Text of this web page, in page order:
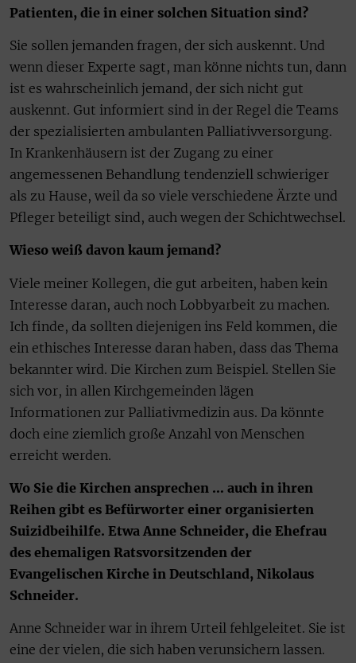
Patienten, die in einer solchen Situation sind?
Sie sollen jemanden fragen, der sich auskennt. Und
wenn dieser Experte sagt, man könne nichts tun, dann
ist es wahrscheinlich jemand, der sich nicht gut
auskennt. Gut informiert sind in der Regel die Teams
der spezialisierten ambulanten Palliativversorgung.
In Krankenhäusern ist der Zugang zu einer
angemessenen Behandlung tendenziell schwieriger
als zu Hause, weil da so viele verschiedene Ärzte und
Pfleger beteiligt sind, auch wegen der Schichtwechsel.
Wieso weiß davon kaum jemand?
Viele meiner Kollegen, die gut arbeiten, haben kein
Interesse daran, auch noch Lobbyarbeit zu machen.
Ich finde, da sollten diejenigen ins Feld kommen, die
ein ethisches Interesse daran haben, dass das Thema
bekannter wird. Die Kirchen zum Beispiel. Stellen Sie
sich vor, in allen Kirchgemeinden lägen
Informationen zur Palliativmedizin aus. Da könnte
doch eine ziemlich große Anzahl von Menschen
erreicht werden.
Wo Sie die Kirchen ansprechen … auch in ihren
Reihen gibt es Befürworter einer organisierten
Suizidbeihilfe. Etwa Anne Schneider, die Ehefrau
des ehemaligen Ratsvorsitzenden der
Evangelischen Kirche in Deutschland, Nikolaus
Schneider.
Anne Schneider war in ihrem Urteil fehlgeleitet. Sie ist
eine der vielen, die sich haben verunsichern lassen.